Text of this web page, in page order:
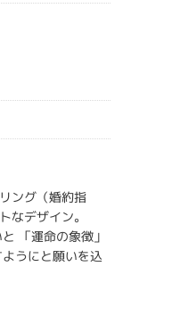
ング（婚約指
なデザイン。
「運命の象徴」
うにと願いを込